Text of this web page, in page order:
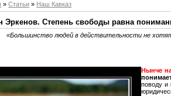
»Статьи » Наш Кавказ
Эркенов. Степень свободы равна
«Большинство людей в действительности не
Нынче
поводу и